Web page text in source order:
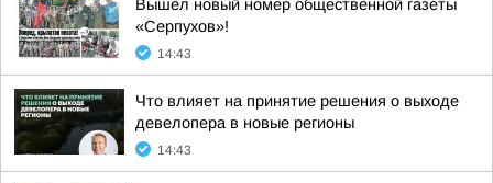
Вышел новый номер общественной газеты
«Серпухов»!
14:43
Что влияет на принятие решения о выходе
девелопера в новые регионы
14:43